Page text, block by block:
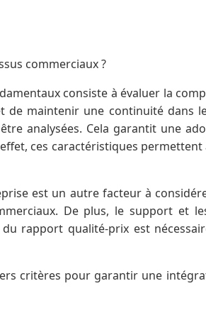
commerciaux ?
consiste à évaluer la
maintenir une continuité dans
analysées. Cela garantit une
ces caractéristiques permettent
est un autre facteur à
De plus, le support et
rapport qualité-prix est
critères pour garantir une